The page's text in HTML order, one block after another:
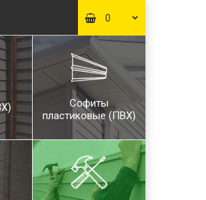
0
Софиты
пластиковые (ПВХ)